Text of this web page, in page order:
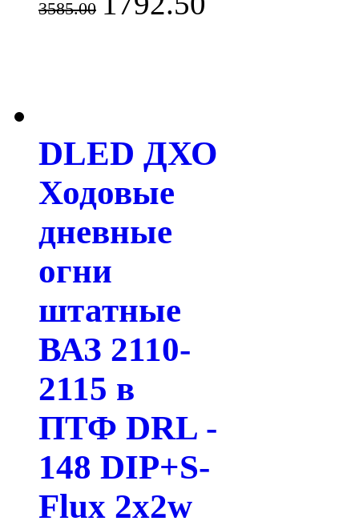
3585.00
DLED ДХО
Ходовые
дневные
огни
штатные
ВАЗ 2110-
2115 в
ПТФ DRL -
148 DIP+S-
Flux 2x2w